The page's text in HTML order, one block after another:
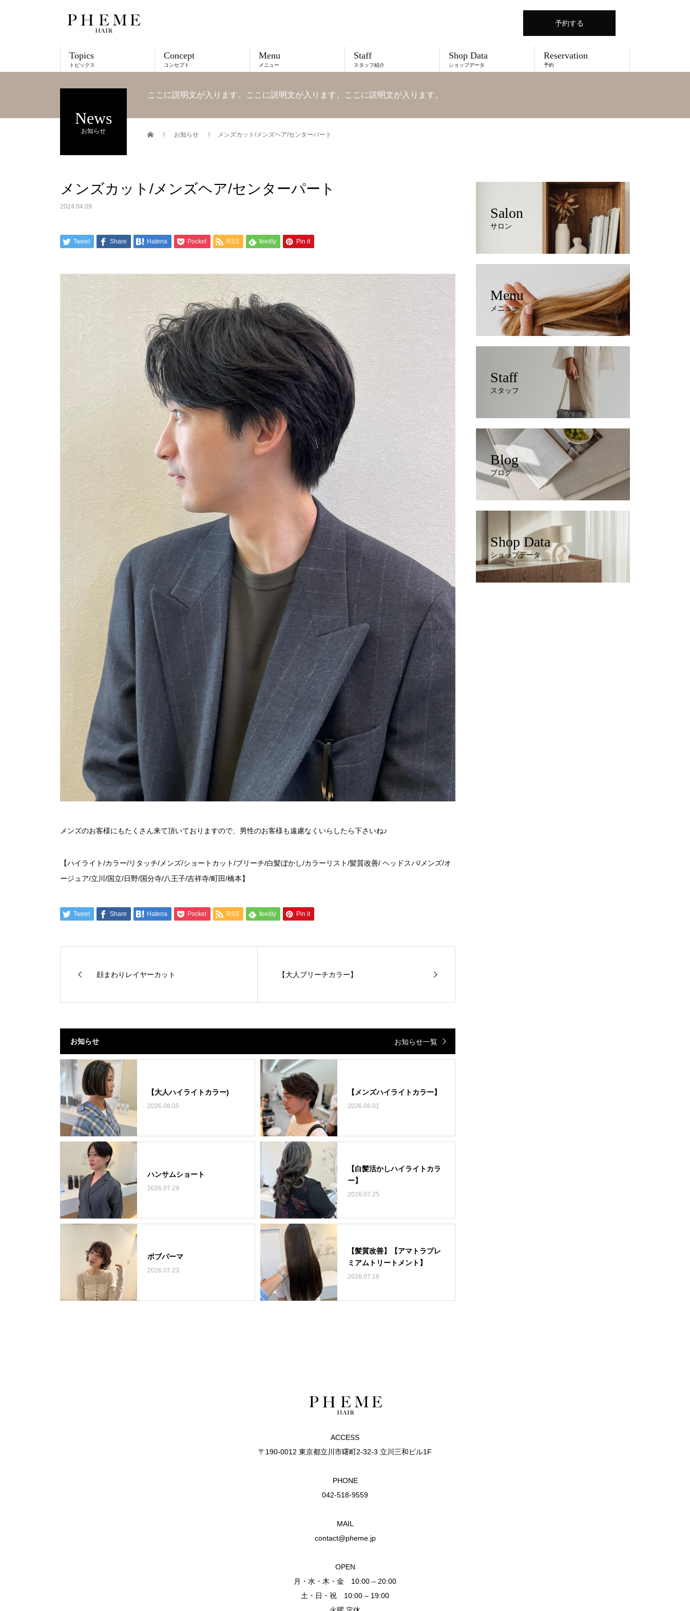
予約する
Topics
トピックス
Concept
コンセプト
Menu
メニュー
Staff
スタッフ紹介
Shop Data
ショップデータ
Reservation
予約
News
お知らせ
ここに説明文が入ります。ここに説明文が入ります。ここに説明文が入ります。
お知らせ メンズカット/メンズヘア/センターパート
メンズカット/メンズヘア/センターパート
2024.04.09
Tweet Share Hatena Pocket RSS feedly Pin it
メンズのお客様にもたくさん来て頂いておりますので、男性のお客様も遠慮なくいらしたら下さいね♪
【ハイライト/カラー/リタッチ/メンズ/ショートカット/ブリーチ/白髪ぼかし/カラーリスト/髪質改善/ ヘッドスパ/メンズ/オ
ージュア/立川/国立/日野/国分寺/八王子/吉祥寺/町田/橋本】
Tweet Share Hatena Pocket RSS feedly Pin it
顔まわりレイヤーカット 【大人ブリーチカラー】
お知らせ お知らせ一覧
【大人ハイライトカラー)
2026.08.05
【メンズハイライトカラー】
2026.08.01
ハンサムショート
2026.07.29
【白髪活かしハイライトカラ
ー】
2026.07.25
ボブパーマ
2026.07.23
【髪質改善】【アマトラプレ
ミアムトリートメント】
2026.07.16
Salon
サロン
Menu
メニュー
Staff
スタッフ
Blog
ブログ
Shop Data
ショップデータ
ACCESS
〒190-0012 東京都立川市曙町2-32-3 立川三和ビル1F
PHONE
042-518-9559
MAIL
contact@pheme.jp
OPEN
月・水・木・金 10:00 – 20:00
土・日・祝 10:00 – 19:00